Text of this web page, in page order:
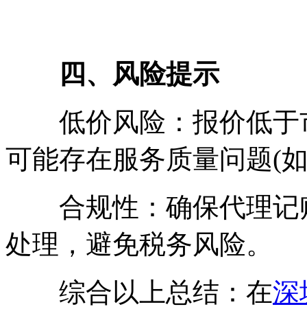
四、风险提示
低价风险：报价低于
可能存在服务质量问题(
合规性：确保代理记
处理，避免税务风险。
综合以上总结：在深